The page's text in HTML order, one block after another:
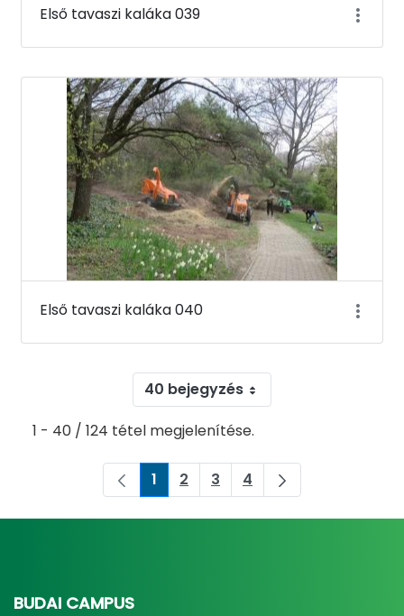
Első tavaszi kaláka 039
Első tavaszi kaláka 040
40 bejegyzés
1 - 40 / 124 tétel megjelenítése.
Oldal
1 Oldal
2 Oldal
3 Oldal
4
BUDAI CAMPUS